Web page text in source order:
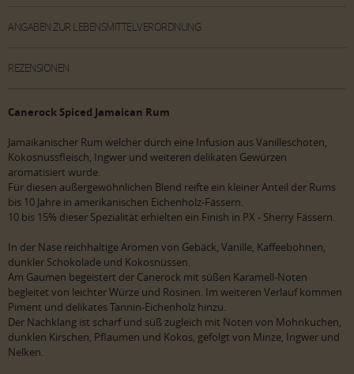
ANGABEN ZUR LEBENSMITTELVERORDNUNG
REZENSIONEN
Canerock Spiced Jamaican Rum
Jamaikanischer Rum welcher durch eine Infusion aus Vanilleschoten,
Kokosnussfleisch, Ingwer und weiteren delikaten Gewürzen
aromatisiert wurde.
Für diesen außergewöhnlichen Blend reifte ein kleiner Anteil der Rums
bis 10 Jahre in amerikanischen Eichenholz-Fässern.
10 bis 15% dieser Spezialität erhielten ein Finish in PX - Sherry Fässern.
In der Nase reichhaltige Aromen von Gebäck, Vanille, Kaffeebohnen,
dunkler Schokolade und Kokosnüssen.
Am Gaumen begeistert der Canerock mit süßen Karamell-Noten
begleitet von leichter Würze und Rosinen. Im weiteren Verlauf kommen
Piment und delikates Tannin-Eichenholz hinzu.
Der Nachklang ist scharf und süß zugleich mit Noten von Mohnkuchen,
dunklen Kirschen, Pflaumen und Kokos, gefolgt von Minze, Ingwer und
Nelken.